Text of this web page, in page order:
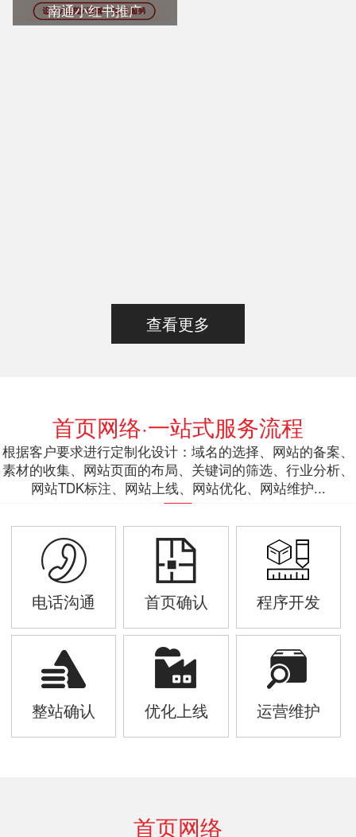
南通小红书推广
查看更多
首页网络·一站式服务流程
根据客户要求进行定制化设计：域名的选择、网站的备案、
素材的收集、网站页面的布局、关键词的筛选、行业分析、
网站TDK标注、网站上线、网站优化、网站维护...
电话沟通 首页确认 程序开发
整站确认 优化上线 运营维护
首页网络